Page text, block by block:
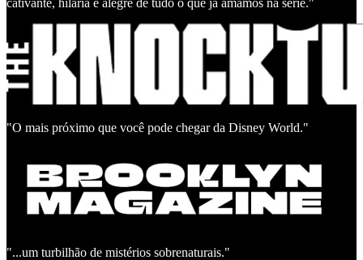
"O mais próximo que você pode chegar da Disney World."
"...um turbilhão de mistérios sobrenaturais."